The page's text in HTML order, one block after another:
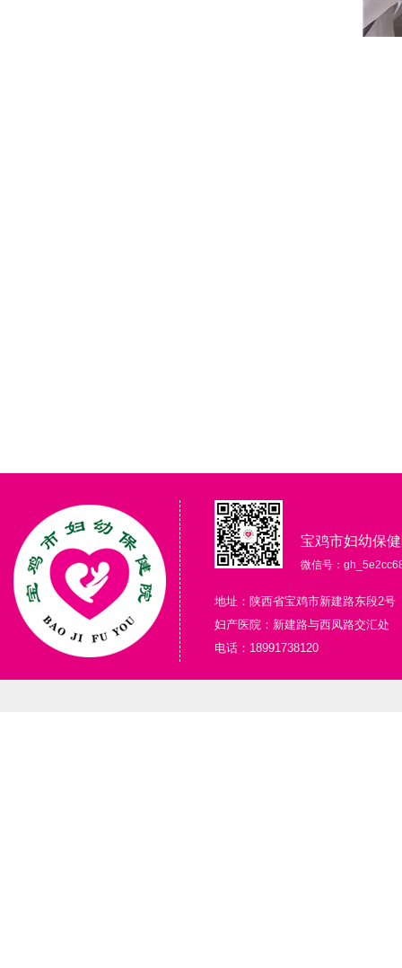
宝鸡市妇幼保
微信号：
地址：陕西省宝鸡市新建路东段2号
妇产医院：新建路与西凤路交汇处
电话：18991738120